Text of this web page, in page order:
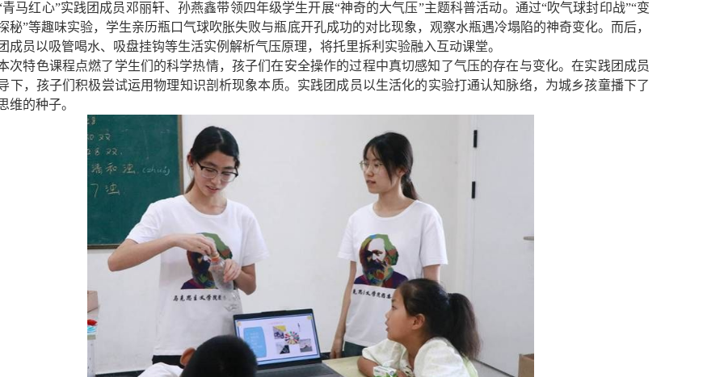
青马红心”实践团成员邓丽轩、孙燕鑫带领四年级学生开展“神奇的大气压”主题科普活动。通过“吹气球封印战”“变
秘”等趣味实验，学生亲历瓶口气球吹胀失败与瓶底开孔成功的对比现象，观察水瓶遇冷塌陷的神奇变化。而后，
成员以吸管喝水、吸盘挂钩等生活实例解析气压原理，将托里拆利实验融入互动课堂。
次特色课程点燃了学生们的科学热情，孩子们在安全操作的过程中真切感知了气压的存在与变化。在实践团成员
下，孩子们积极尝试运用物理知识剖析现象本质。实践团成员以生活化的实验打通认知脉络，为城乡孩童播下了
维的种子。